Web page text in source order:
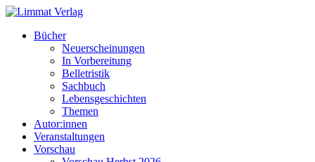
Bücher
Neuerscheinungen
In Vorbereitung
Belletristik
Sachbuch
Lebensgeschichten
Themen
Autor:innen
Veranstaltungen
Vorschau